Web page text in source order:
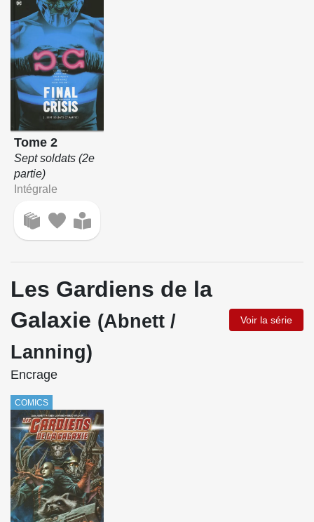
Tome 2
Sept soldats (2e
partie)
Intégrale
Les Gardiens de la
Galaxie (Abnett /
Lanning)
Voir la série
Encrage
COMICS